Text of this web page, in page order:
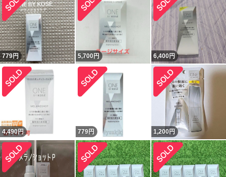
779円 5,700円 6,400円
4,490円 779円 1,200円